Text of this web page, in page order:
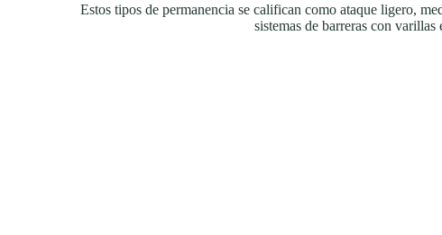
Estos tipos de permanencia se califican como ataque ligero,
sistemas de barreras con